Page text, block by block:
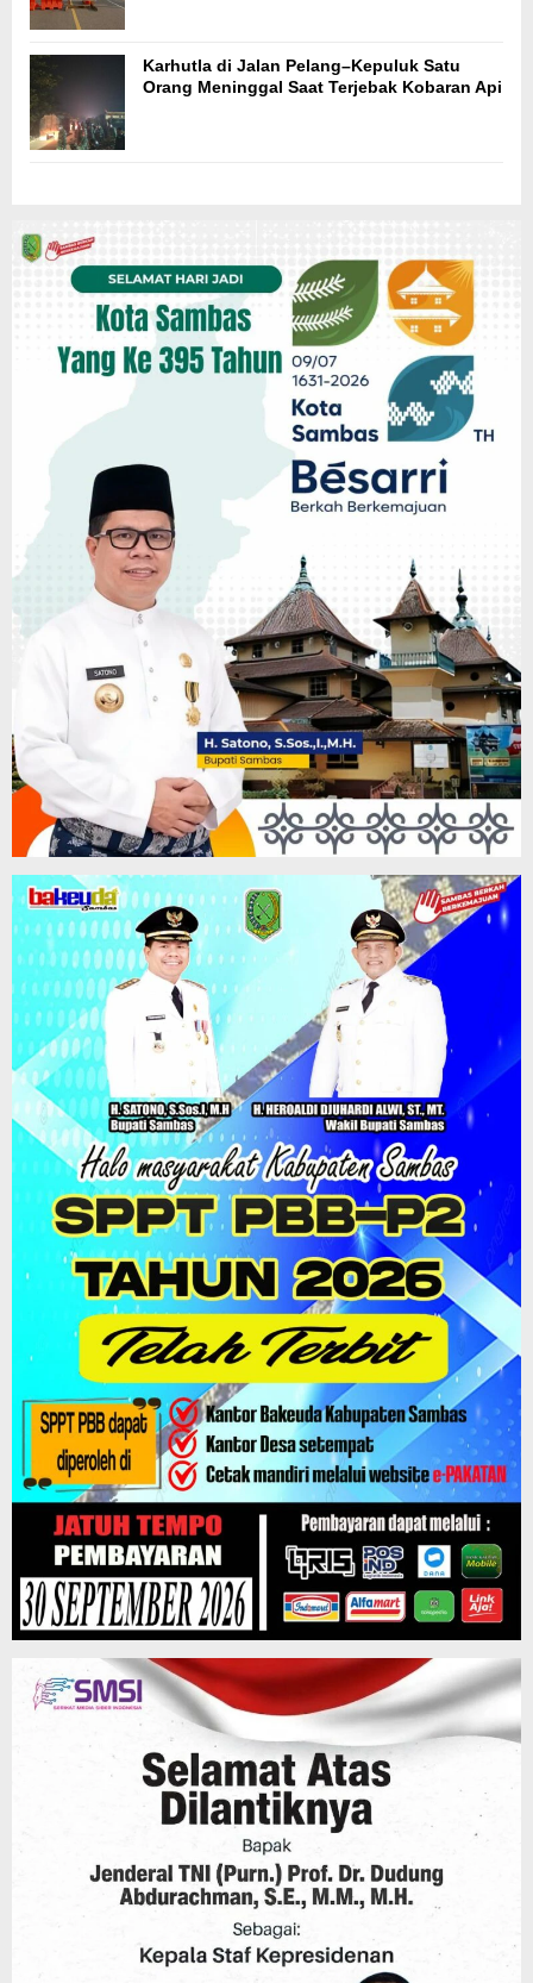
Karhutla di Jalan Pelang–Kepuluk Satu
Orang Meninggal Saat Terjebak Kobaran Api